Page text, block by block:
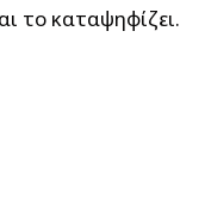
το καταψηφίζει.